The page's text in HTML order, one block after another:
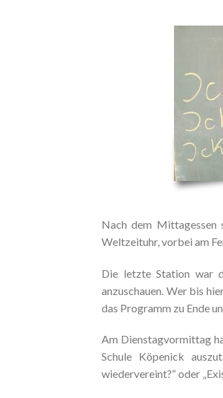
Nach dem Mittagessen
Weltzeituhr, vorbei am
Die letzte Station war
anzuschauen. Wer bis
das Programm zu Ende
Am Dienstagvormittag
Schule Köpenick
wiedervereint?“ oder